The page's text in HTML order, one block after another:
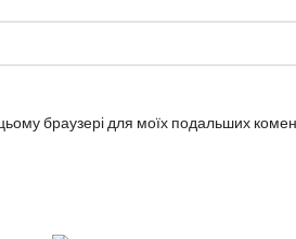
браузері для моїх подальших